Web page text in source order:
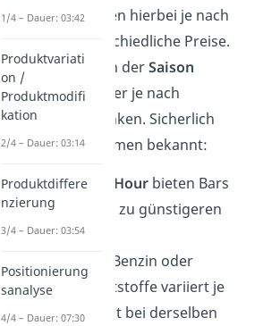
Anbieter verlangen hierbei je nach
unterschiedliche Preise.
Diese können von derSaison
abhängig sein oder je nach
Tageszeit
schwanken. Sicherlich
sind dir diese Formen bekannt:
In derHappy Hourbieten Bars
ihre Getränke zu günstigeren
Preisen an.
Der Preis für Benzin oder
sonstige Kraftstoffe variiert je
nach Tageszeit bei derselben
1/4 – Dauer: 03:42
Produktvariati
on /
Produktmodifi
kation
2/4 – Dauer: 03:14
Produktdiffere
nzierung
3/4 – Dauer: 03:54
Positionierung
sanalyse
4/4 – Dauer: 07:30